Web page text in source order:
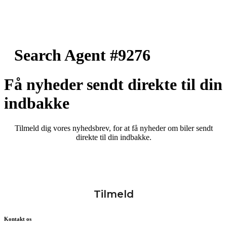
Search Agent #9276
Få nyheder sendt direkte til din
indbakke
Tilmeld dig vores nyhedsbrev, for at få nyheder om biler sendt
direkte til din indbakke.
Kontakt os